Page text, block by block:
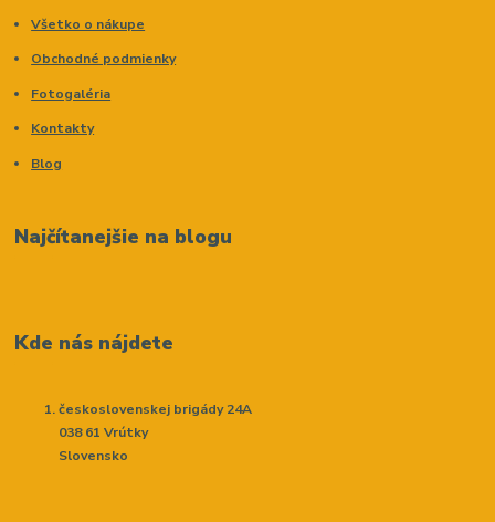
Všetko o nákupe
Obchodné podmienky
Fotogaléria
Kontakty
Blog
Najčítanejšie na blogu
Kde nás nájdete
československej brigády 24A
038 61 Vrútky
Slovensko